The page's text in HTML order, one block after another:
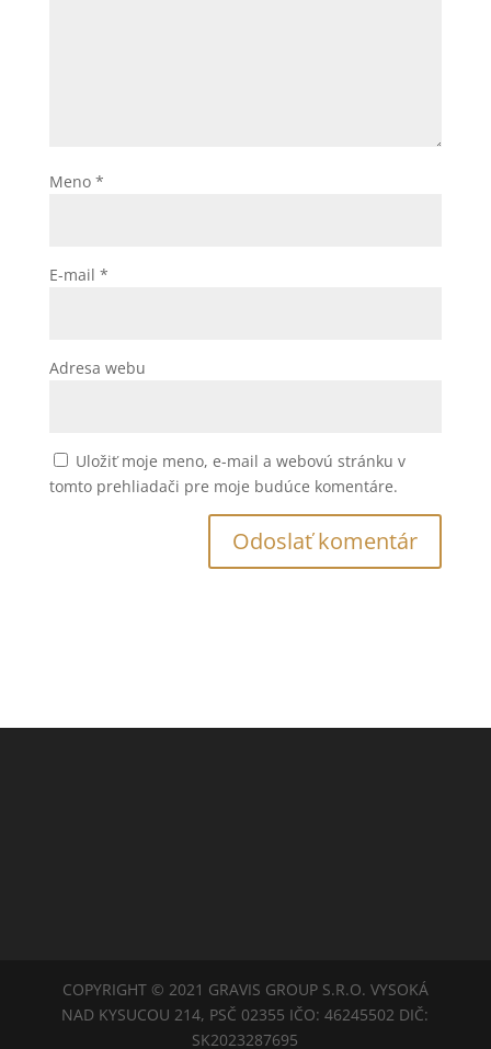
Meno *
E-mail *
Adresa webu
Uložiť moje meno, e-mail a webovú stránku v
tomto prehliadači pre moje budúce komentáre.
COPYRIGHT © 2021 GRAVIS GROUP S.R.O. VYSOKÁ
NAD KYSUCOU 214, PSČ 02355 IČO: 46245502 DIČ:
SK2023287695